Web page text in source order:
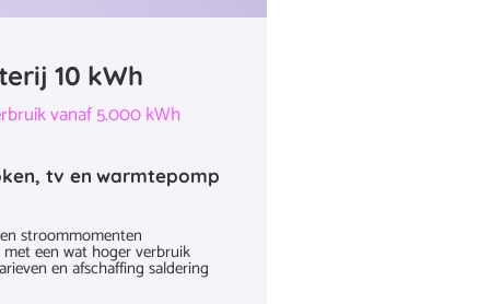
10 kWh
vanaf 5.000 kWh
tv en warmtepomp
stroommomenten
een wat hoger verbruik
en afschaffing saldering